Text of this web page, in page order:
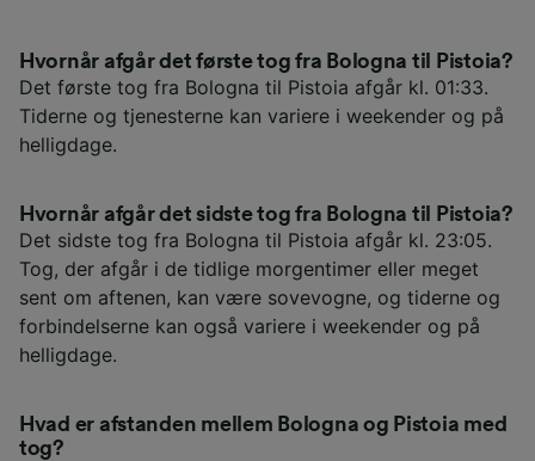
Hvornår afgår det første tog fra Bologna til Pistoia?
Det første tog fra Bologna til Pistoia afgår kl. 01:33.
Tiderne og tjenesterne kan variere i weekender og på
helligdage.
Hvornår afgår det sidste tog fra Bologna til Pistoia?
Det sidste tog fra Bologna til Pistoia afgår kl. 23:05.
Tog, der afgår i de tidlige morgentimer eller meget
sent om aftenen, kan være sovevogne, og tiderne og
forbindelserne kan også variere i weekender og på
helligdage.
Hvad er afstanden mellem Bologna og Pistoia med
tog?